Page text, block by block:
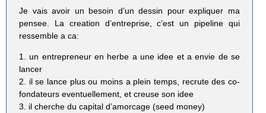
Je vais avoir un besoin d’un dessin pour expliquer ma
pensee. La creation d’entreprise, c’est un pipeline qui
ressemble a ca:
1. un entrepreneur en herbe a une idee et a envie de se
lancer
2. il se lance plus ou moins a plein temps, recrute des co-
fondateurs eventuellement, et creuse son idee
3. il cherche du capital d’amorcage (seed money)